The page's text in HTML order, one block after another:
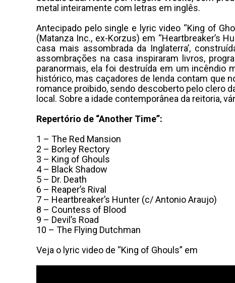
metal inteiramente com letras em inglês.
Antecipado pelo single e lyric video “King of
(Matanza Inc., ex-Korzus) em “Heartbreaker’s
casa mais assombrada da Inglaterra’,
assombrações na casa inspiraram livros,
paranormais, ela foi destruída em um incêndio
histórico, mas caçadores de lenda contam que
romance proibido, sendo descoberto pelo clero
local. Sobre a idade contemporânea da reitoria,
Repertório de “Another Time”:
1 – The Red Mansion
2 – Borley Rectory
3 – King of Ghouls
4 – Black Shadow
5 – Dr. Death
6 – Reaper’s Rival
7 – Heartbreaker’s Hunter (c/ Antonio Araujo)
8 – Countess of Blood
9 – Devil’s Road
10 – The Flying Dutchman
Veja o lyric video de “King of Ghouls” em